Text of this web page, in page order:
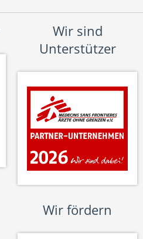
Wir sind
Unterstützer
Wir fördern